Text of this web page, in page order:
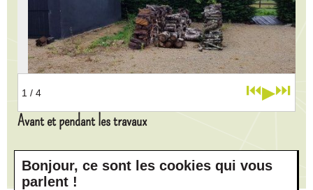
1 / 4 ⏮▶⏭
Avant et pendant les travaux
Un espace non utilisé dont le bois était stocké à l’air libre.
Compactage d’un tout venant au sol.
Bonjour, ce sont les cookies qui vous
parlent !